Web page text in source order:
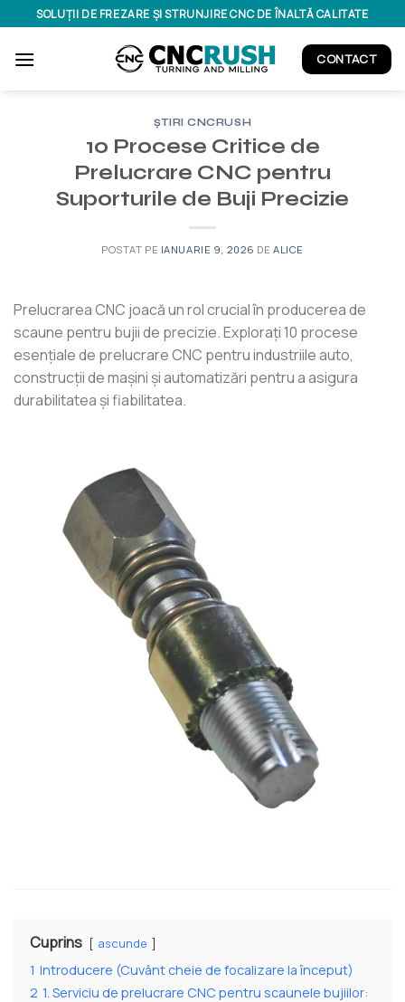
la
conținut
SOLUȚII DE FREZARE ȘI STRUNJIRE CNC DE ÎNALTĂ CALITATE
CONTACT
ȘTIRI CNCRUSH
10 Procese Critice de
Prelucrare CNC pentru
Suporturile de Buji Precizie
POSTAT PE IANUARIE 9, 2026 DE ALICE
Prelucrarea CNC joacă un rol crucial în producerea de
scaune pentru bujii de precizie. Explorați 10 procese
esențiale de prelucrare CNC pentru industriile auto,
construcții de mașini și automatizări pentru a asigura
durabilitatea și fiabilitatea.
Cuprins ascunde
1 Introducere (Cuvânt cheie de focalizare la început)
2 1. Serviciu de prelucrare CNC pentru scaunele bujiilor: